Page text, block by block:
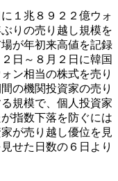
１兆８９２２億ウォ
りの売り越し規模を
が年初来高値を記録
日～８月２日に韓国
ン相当の株式を売り
の機関投資家の売り
規模で、個人投資家
指数下落を防ぐには
が売り越し優位を見
せた日数の６日より